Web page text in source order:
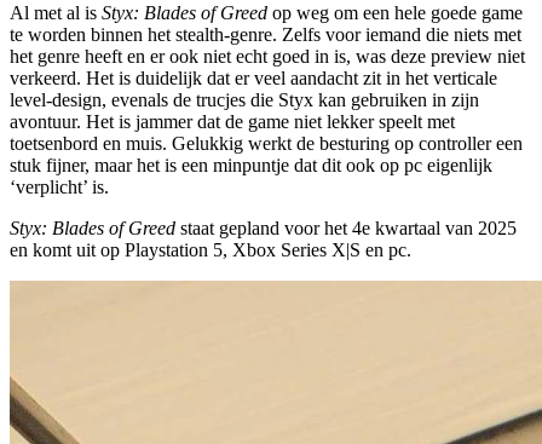
Al met al is Styx: Blades of Greed op weg om een hele goede game
te worden binnen het stealth-genre. Zelfs voor iemand die niets met
het genre heeft en er ook niet echt goed in is, was deze preview niet
verkeerd. Het is duidelijk dat er veel aandacht zit in het verticale
level-design, evenals de trucjes die Styx kan gebruiken in zijn
avontuur. Het is jammer dat de game niet lekker speelt met
toetsenbord en muis. Gelukkig werkt de besturing op controller een
stuk fijner, maar het is een minpuntje dat dit ook op pc eigenlijk
‘verplicht’ is.
Styx: Blades of Greed staat gepland voor het 4e kwartaal van 2025
en komt uit op Playstation 5, Xbox Series X|S en pc.